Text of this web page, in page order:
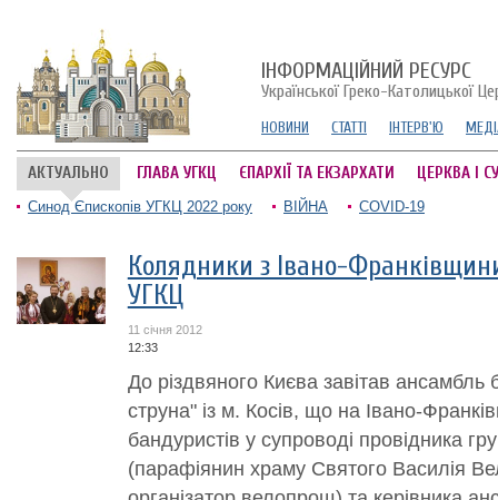
ІНФОРМАЦІЙНИЙ РЕСУРС
Української Греко-Католицької
НОВИНИ СТАТТІ ІНТЕРВ'Ю
АКТУАЛЬНО ГЛАВА УГКЦ ЄПАРХІЇ ТА ЕКЗАРХАТИ ЦЕРКВА І
Синод Єпископів УГКЦ 2022 року ВІЙНА COVID-19
Колядники з Івано-
УГКЦ
11 січня 2012
12:33
До різдвяного Києва завітав ансамбль
струна" із м. Косів, що на Івано-
бандуристів у супроводі провідника
(парафіянин храму Святого Василія